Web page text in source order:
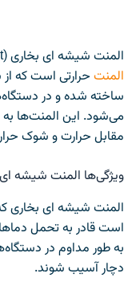
المنت شیشه ای بخاری (Glass Heating Element) نوعی
المنت حرارتی است که
ساخته شده و در
می‌شود. این المنت‌ها
مقابل حرارت و شوک
ویژگی‌ها المنت شیشه
المنت شیشه ای بخاری
است قادر به تحمل
به طور مداوم در
دچار آسیب شوند.